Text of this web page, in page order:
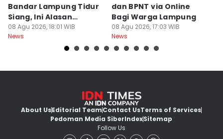
Bandar Lampung Tidur
Siang, Ini Alasan
Sekolah
08 Agu 2026, 18:01 WIB
News
dan BPNT via Online
Bagi Warga Lampung
08 Agu 2026, 17:03 WIB
News
About UsEditorial TeamContact UsTerms of Services
Pedoman Media SiberIndexSitemap
Follow Us